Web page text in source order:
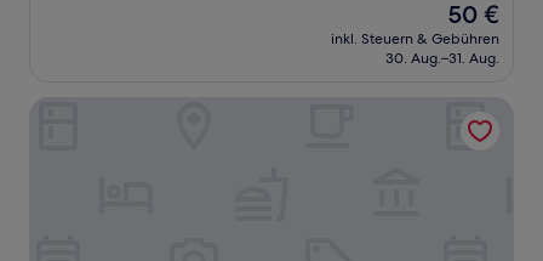
Der
Preis
beträgt
50 €
inkl. Steuern & Gebühren
30. Aug.–31. Aug.